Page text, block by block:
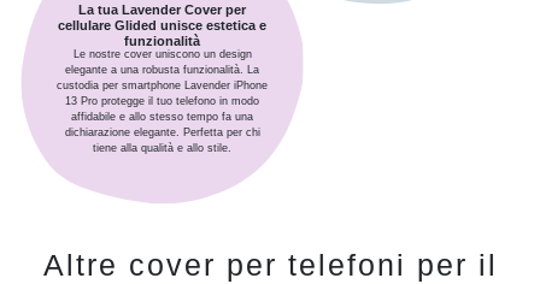
La tua Lavender Cover per
cellulare Glided unisce estetica e
funzionalità
Le nostre cover uniscono un design
elegante a una robusta funzionalità. La
custodia per smartphone Lavender iPhone
13 Pro protegge il tuo telefono in modo
affidabile e allo stesso tempo fa una
dichiarazione elegante. Perfetta per chi
tiene alla qualità e allo stile.
Altre cover per telefoni per il